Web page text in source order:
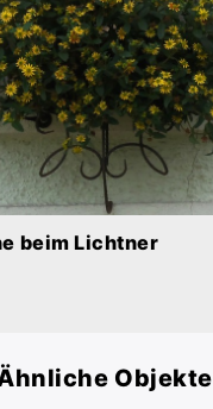
beim Lichtner
Objekte